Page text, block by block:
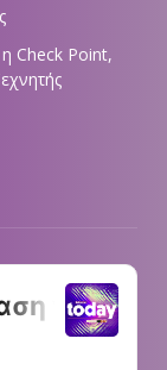
Check Point,